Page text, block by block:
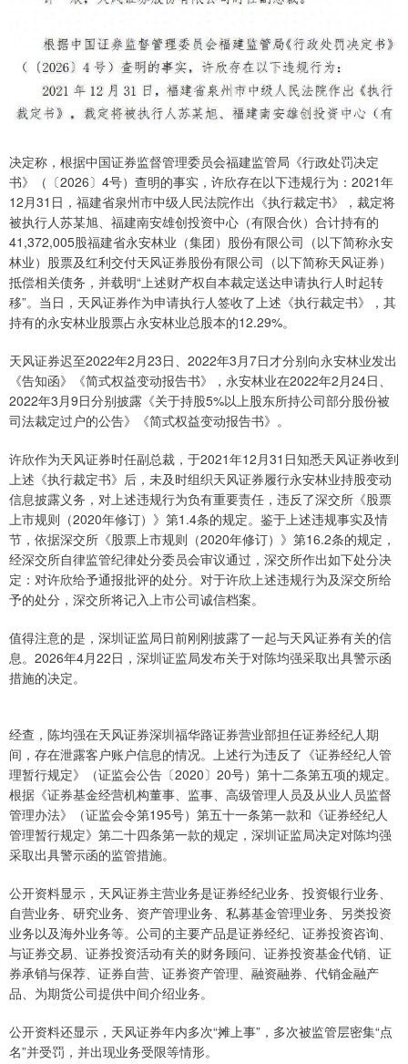
决定称，根据中国证券监督管理委员会福建监管局《行政处罚决定
书》（〔2026〕4号）查明的事实，许欣存在以下违规行为：2021年
12月31日，福建省泉州市中级人民法院作出《执行裁定书》，裁定将
被执行人苏某旭、福建南安雄创投资中心（有限合伙）合计持有的
41,372,005股福建省永安林业（集团）股份有限公司（以下简称永安
林业）股票及红利交付天风证券股份有限公司（以下简称天风证券）
抵偿相关债务，并载明“上述财产权自本裁定送达申请执行人时起转
移”。当日，天风证券作为申请执行人签收了上述《执行裁定书》，其
持有的永安林业股票占永安林业总股本的12.29%。
天风证券迟至2022年2月23日、2022年3月7日才分别向永安林业发出
《告知函》《简式权益变动报告书》，永安林业在2022年2月24日、
2022年3月9日分别披露《关于持股5%以上股东所持公司部分股份被
司法裁定过户的公告》《简式权益变动报告书》。
许欣作为天风证券时任副总裁，于2021年12月31日知悉天风证券收到
上述《执行裁定书》后，未及时组织天风证券履行永安林业持股变动
信息披露义务，对上述违规行为负有重要责任，违反了深交所《股票
上市规则（2020年修订）》第1.4条的规定。鉴于上述违规事实及情
节，依据深交所《股票上市规则（2020年修订）》第16.2条的规定，
经深交所自律监管纪律处分委员会审议通过，深交所作出如下处分决
定：对许欣给予通报批评的处分。对于许欣上述违规行为及深交所给
予的处分，深交所将记入上市公司诚信档案。
值得注意的是，深圳证监局日前刚刚披露了一起与天风证券有关的信
息。2026年4月22日，深圳证监局发布关于对陈均强采取出具警示函
措施的决定。
经查，陈均强在天风证券深圳福华路证券营业部担任证券经纪人期
间，存在泄露客户账户信息的情况。上述行为违反了《证券经纪人管
理暂行规定》（证监会公告〔2020〕20号）第十二条第五项的规定。
根据《证券基金经营机构董事、监事、高级管理人员及从业人员监督
管理办法》（证监会令第195号）第五十一条第一款和《证券经纪人
管理暂行规定》第二十四条第一款的规定，深圳证监局决定对陈均强
采取出具警示函的监管措施。
公开资料显示，天风证券主营业务是证券经纪业务、投资银行业务、
自营业务、研究业务、资产管理业务、私募基金管理业务、另类投资
业务以及海外业务等。公司的主要产品是证券经纪、证券投资咨询、
与证券交易、证券投资活动有关的财务顾问、证券投资基金代销、证
券承销与保荐、证券自营、证券资产管理、融资融券、代销金融产
品、为期货公司提供中间介绍业务。
公开资料还显示，天风证券年内多次“摊上事”，多次被监管层密集“点
名”并受罚，并出现业务受限等情形。